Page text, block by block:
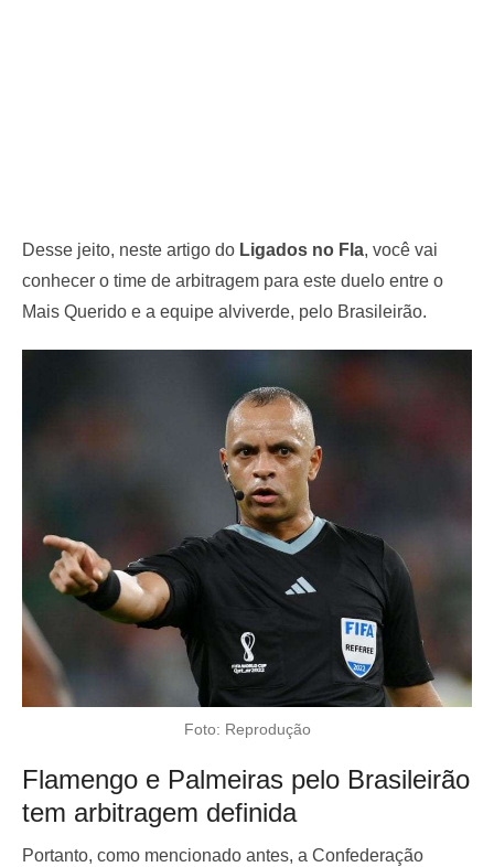
Desse jeito, neste artigo do Ligados no Fla, você vai
conhecer o time de arbitragem para este duelo entre o
Mais Querido e a equipe alviverde, pelo Brasileirão.
Foto: Reprodução
Flamengo e Palmeiras pelo Brasileirão
tem arbitragem definida
Portanto, como mencionado antes, a Confederação